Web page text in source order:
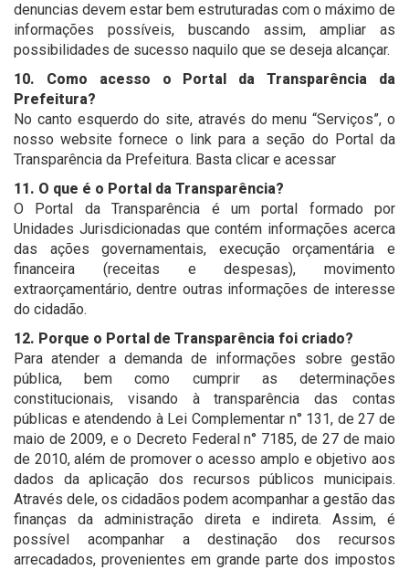
denuncias devem estar bem estruturadas com o máximo de
informações possíveis, buscando assim, ampliar as
possibilidades de sucesso naquilo que se deseja alcançar.
10. Como acesso o Portal da Transparência da
Prefeitura?
No canto esquerdo do site, através do menu “Serviços”, o
nosso website fornece o link para a seção do Portal da
Transparência da Prefeitura. Basta clicar e acessar
11. O que é o Portal da Transparência?
O Portal da Transparência é um portal formado por
Unidades Jurisdicionadas que contém informações acerca
das ações governamentais, execução orçamentária e
financeira (receitas e despesas), movimento
extraorçamentário, dentre outras informações de interesse
do cidadão.
12. Porque o Portal de Transparência foi criado?
Para atender a demanda de informações sobre gestão
pública, bem como cumprir as determinações
constitucionais, visando à transparência das contas
públicas e atendendo à Lei Complementar n° 131, de 27 de
maio de 2009, e o Decreto Federal n° 7185, de 27 de maio
de 2010, além de promover o acesso amplo e objetivo aos
dados da aplicação dos recursos públicos municipais.
Através dele, os cidadãos podem acompanhar a gestão das
finanças da administração direta e indireta. Assim, é
possível acompanhar a destinação dos recursos
arrecadados, provenientes em grande parte dos impostos